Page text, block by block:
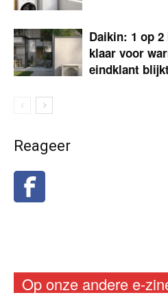
Daikin: 1 op
klaar voor
eindklant
Reageer
Op onze andere e-